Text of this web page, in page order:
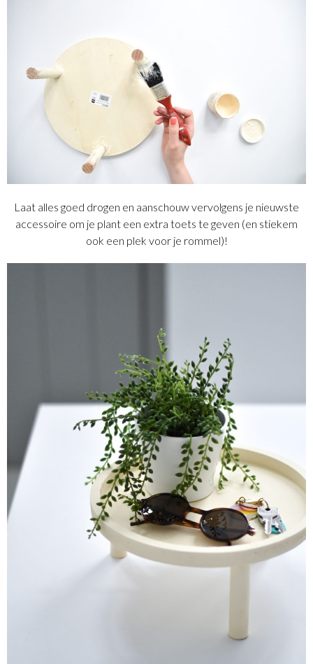
Laat alles goed drogen en aanschouw vervolgens je nieuwste
accessoire om je plant een extra toets te geven (en stiekem
ook een plek voor je rommel)!